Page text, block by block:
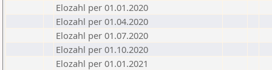
Elozahl per 01.01.2020
Elozahl per 01.04.2020
Elozahl per 01.07.2020
Elozahl per 01.10.2020
Elozahl per 01.01.2021